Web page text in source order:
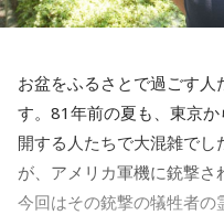
お盆をふるさとで過ごす人
す。81年前の夏も、東京
開する人たちで大混雑で
が、アメリカ軍機に銃撃さ
今回はその銃撃の犠牲者